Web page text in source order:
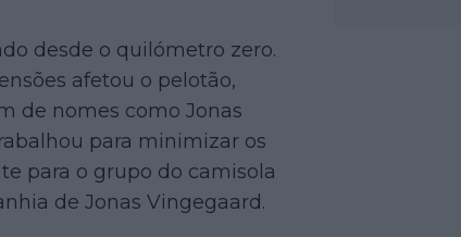
desde o quilómetro zero.
afetou o pelotão,
de nomes como Jonas
para minimizar os
para o grupo do camisola
de Jonas Vingegaard.